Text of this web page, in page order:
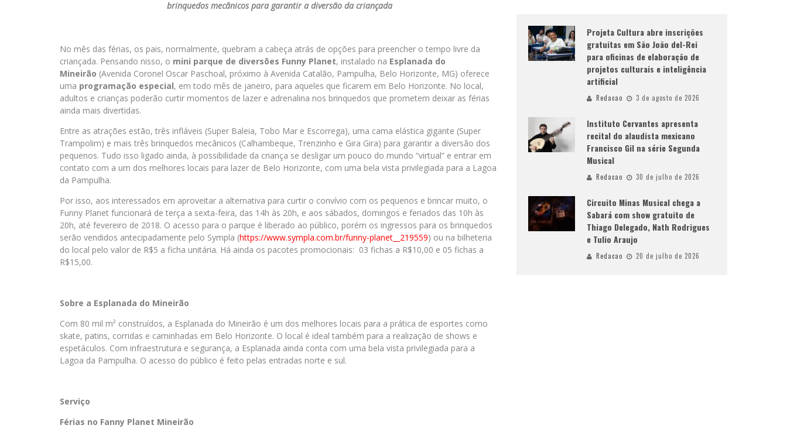
brinquedos mecânicos para garantir a diversão da criançada
No mês das férias, os pais, normalmente, quebram a cabeça atrás de opções para preencher o tempo livre da
criançada. Pensando nisso, o mini parque de diversões Funny Planet, instalado na Esplanada do
Mineirão (Avenida Coronel Oscar Paschoal, próximo à Avenida Catalão, Pampulha, Belo Horizonte, MG) oferece
uma programação especial, em todo mês de janeiro, para aqueles que ficarem em Belo Horizonte. No local,
adultos e crianças poderão curtir momentos de lazer e adrenalina nos brinquedos que prometem deixar as férias
ainda mais divertidas.
Entre as atrações estão, três infláveis (Super Baleia, Tobo Mar e Escorrega), uma cama elástica gigante (Super
Trampolim) e mais três brinquedos mecânicos (Calhambeque, Trenzinho e Gira Gira) para garantir a diversão dos
pequenos. Tudo isso ligado ainda, à possibilidade da criança se desligar um pouco do mundo “virtual” e entrar em
contato com a um dos melhores locais para lazer de Belo Horizonte, com uma bela vista privilegiada para a Lagoa
da Pampulha.
Por isso, aos interessados em aproveitar a alternativa para curtir o convívio com os pequenos e brincar muito, o
Funny Planet funcionará de terça a sexta-feira, das 14h às 20h, e aos sábados, domingos e feriados das 10h às
20h, até fevereiro de 2018. O acesso para o parque é liberado ao público, porém os ingressos para os brinquedos
serão vendidos antecipadamente pelo Sympla (https://www.sympla.com.br/funny-planet__219559) ou na bilheteria
do local pelo valor de R$5 a ficha unitária. Há ainda os pacotes promocionais: 03 fichas a R$10,00 e 05 fichas a
R$15,00.
Sobre a Esplanada do Mineirão
Com 80 mil m² construídos, a Esplanada do Mineirão é um dos melhores locais para a prática de esportes como
skate, patins, corridas e caminhadas em Belo Horizonte. O local é ideal também para a realização de shows e
espetáculos. Com infraestrutura e segurança, a Esplanada ainda conta com uma bela vista privilegiada para a
Lagoa da Pampulha. O acesso do público é feito pelas entradas norte e sul.
Serviço
Férias no Fanny Planet Mineirão
Projeta Cultura abre inscrições
gratuitas em São João del-Rei
para oficinas de elaboração de
projetos culturais e inteligência
artificial
Redacao 3 de agosto de 2026
Instituto Cervantes apresenta
recital do alaudista mexicano
Francisco Gil na série Segunda
Musical
Redacao 30 de julho de 2026
Circuito Minas Musical chega a
Sabará com show gratuito de
Thiago Delegado, Nath Rodrigues
e Tulio Araujo
Redacao 20 de julho de 2026